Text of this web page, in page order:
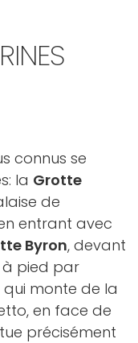
connus se
la Grotte
de
entrant avec
Byron, devant
à pied par
monte de la
en face de
précisément